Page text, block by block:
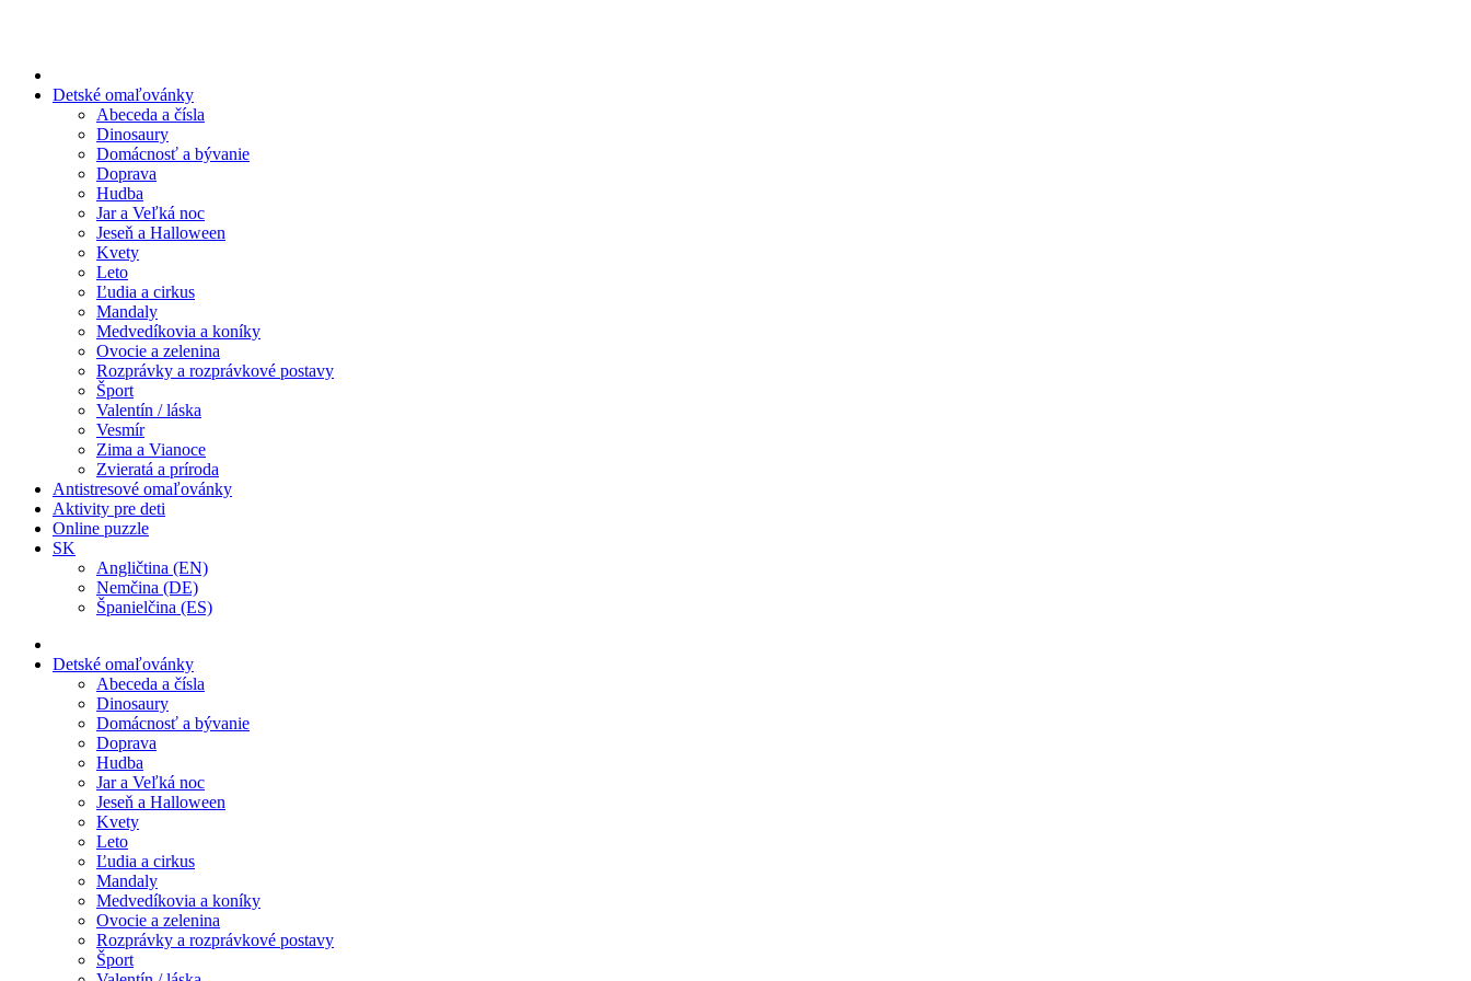
Detské omaľovánky
Abeceda a čísla
Dinosaury
Domácnosť a bývanie
Doprava
Hudba
Jar a Veľká noc
Jeseň a Halloween
Kvety
Leto
Ľudia a cirkus
Mandaly
Medvedíkovia a koníky
Ovocie a zelenina
Rozprávky a rozprávkové postavy
Šport
Valentín / láska
Vesmír
Zima a Vianoce
Zvieratá a príroda
Antistresové omaľovánky
Aktivity pre deti
Online puzzle
SK
Angličtina (EN)
Nemčina (DE)
Španielčina (ES)
Detské omaľovánky
Abeceda a čísla
Dinosaury
Domácnosť a bývanie
Doprava
Hudba
Jar a Veľká noc
Jeseň a Halloween
Kvety
Leto
Ľudia a cirkus
Mandaly
Medvedíkovia a koníky
Ovocie a zelenina
Rozprávky a rozprávkové postavy
Šport